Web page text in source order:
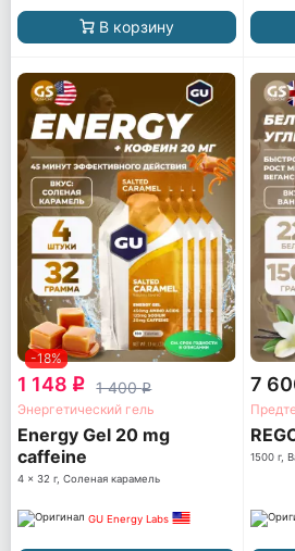
В корзину
-18%
1 148 q 1 400q
Энергетический гель
Energy Gel 20 mg
caffeine
4 x 32 г, Соленая карамель
GU Energy Labs
7
1500 г,